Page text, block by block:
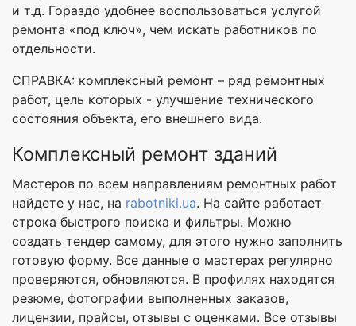
и т.д. Гораздо удобнее воспользоваться услугой
ремонта «под ключ», чем искать работников по
отдельности.
СПРАВКА: комплексный ремонт – ряд ремонтных
работ, цель которых - улучшение технического
состояния объекта, его внешнего вида.
Комплексный ремонт зданий
Мастеров по всем направлениям ремонтных работ
найдете у нас, на rabotniki.ua. На сайте работает
строка быстрого поиска и фильтры. Можно
создать тендер самому, для этого нужно заполнить
готовую форму. Все данные о мастерах регулярно
проверяются, обновляются. В профилях находятся
резюме, фотографии выполненных заказов,
лицензии, прайсы, отзывы с оценками. Все отзывы